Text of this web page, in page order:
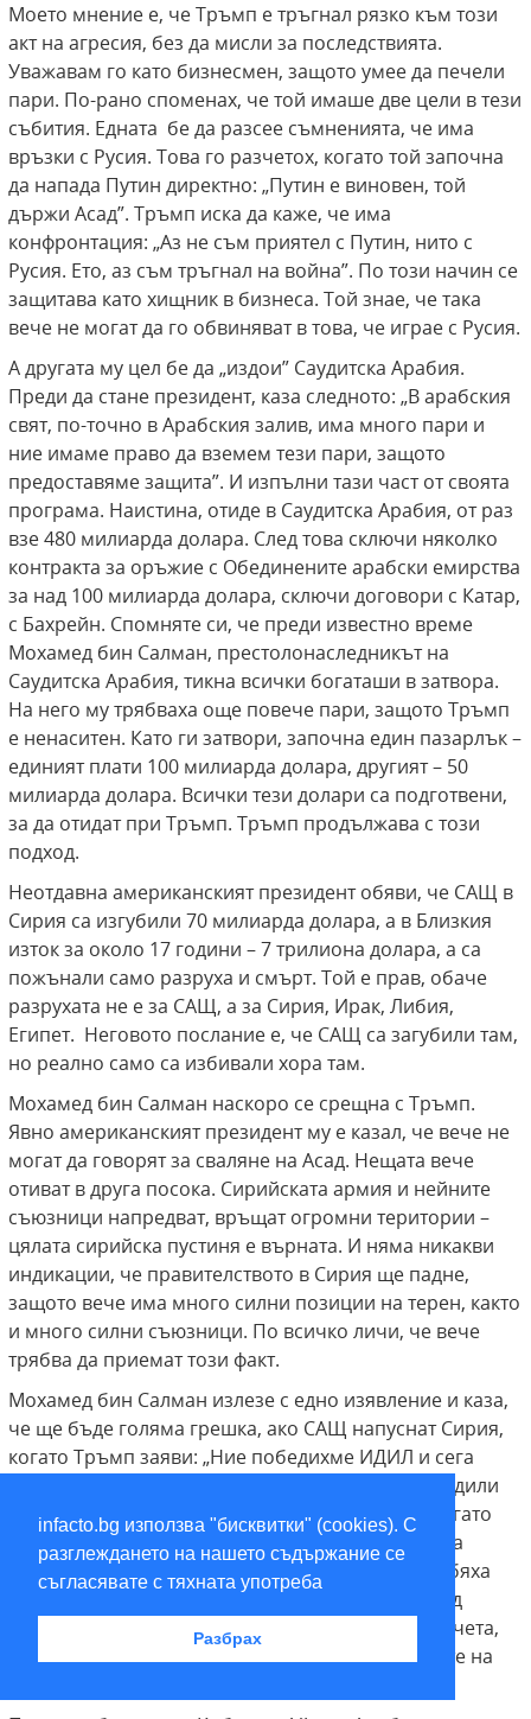
infacto.bg използва "бисквитки" (cookies). С
разглеждането на нашето съдържание се
съгласявате с тяхната употреба
Разбрах
Моето мнение е, че Тръмп е тръгнал рязко към този
акт на агресия, без да мисли за последствията.
Уважавам го като бизнесмен, защото умее да печели
пари. По-рано споменах, че той имаше две цели в тези
събития. Едната бе да разсее съмненията, че има
връзки с Русия. Това го разчетох, когато той започна
да напада Путин директно: „Путин е виновен, той
държи Асад”. Тръмп иска да каже, че има
конфронтация: „Аз не съм приятел с Путин, нито с
Русия. Ето, аз съм тръгнал на война”. По този начин се
защитава като хищник в бизнеса. Той знае, че така
вече не могат да го обвиняват в това, че играе с Русия.
А другата му цел бе да „издои” Саудитска Арабия.
Преди да стане президент, каза следното: „В арабския
свят, по-точно в Арабския залив, има много пари и
ние имаме право да вземем тези пари, защото
предоставяме защита”. И изпълни тази част от своята
програма. Наистина, отиде в Саудитска Арабия, от раз
взе 480 милиарда долара. След това сключи няколко
контракта за оръжие с Обединените арабски емирства
за над 100 милиарда долара, сключи договори с Катар,
с Бахрейн. Спомняте си, че преди известно време
Мохамед бин Салман, престолонаследникът на
Саудитска Арабия, тикна всички богаташи в затвора.
На него му трябваха още повече пари, защото Тръмп
е ненаситен. Като ги затвори, започна един пазарлък –
единият плати 100 милиарда долара, другият – 50
милиарда долара. Всички тези долари са подготвени,
за да отидат при Тръмп. Тръмп продължава с този
подход.
Неотдавна американският президент обяви, че САЩ в
Сирия са изгубили 70 милиарда долара, а в Близкия
изток за около 17 години – 7 трилиона долара, а са
пожънали само разруха и смърт. Той е прав, обаче
разрухата не е за САЩ, а за Сирия, Ирак, Либия,
Египет. Неговото послание е, че САЩ са загубили там,
но реално само са избивали хора там.
Мохамед бин Салман наскоро се срещна с Тръмп.
Явно американският президент му е казал, че вече не
могат да говорят за сваляне на Асад. Нещата вече
отиват в друга посока. Сирийската армия и нейните
съюзници напредват, връщат огромни територии –
цялата сирийска пустиня е върната. И няма никакви
индикации, че правителството в Сирия ще падне,
защото вече има много силни позиции на терен, както
и много силни съюзници. По всичко личи, че вече
трябва да приемат този факт.
Мохамед бин Салман излезе с едно изявление и каза,
че ще бъде голяма грешка, ако САЩ напуснат Сирия,
когато Тръмп заяви: „Ние победихме ИДИЛ и сега
напускаме Сирия”. Макар че изобщо не са победили
ИДИЛ, а са били там, за да помагат на ИДИЛ. Когато
вече видяха, че ИДИЛ изчезва, тогава решиха да
унищожат Ракка. Иначе преди това въобще не бяха
пипвали ИДИЛ, въпреки че са били в небето над
Сирия. Защитавали са единствено няколко градчета,
където са били кюрдите, за да чертаят границите на